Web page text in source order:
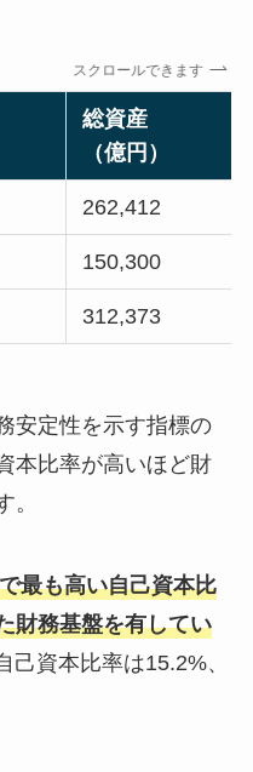
スクロールできます
総資産
（億円）
262,412
150,300
312,373
安定性を示す指標の
本比率が高いほど財
。
最も高い自己資本比
財務基盤を有してい
資本比率は15.2%、